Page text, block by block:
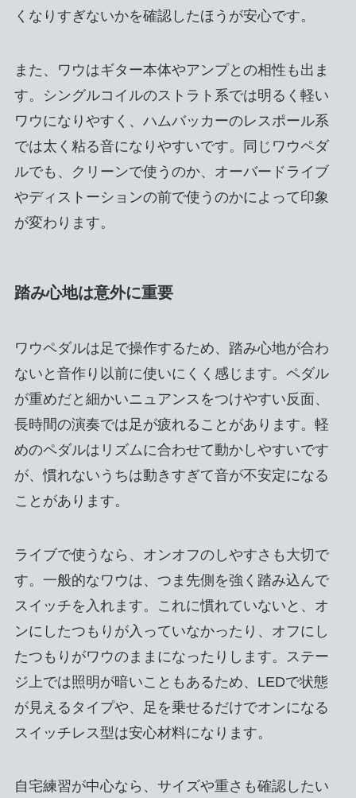
くなりすぎないかを確認したほうが安心です。
また、ワウはギター本体やアンプとの相性も出ま
す。シングルコイルのストラト系では明るく軽い
ワウになりやすく、ハムバッカーのレスポール系
では太く粘る音になりやすいです。同じワウペダ
ルでも、クリーンで使うのか、オーバードライブ
やディストーションの前で使うのかによって印象
が変わります。
踏み心地は意外に重要
ワウペダルは足で操作するため、踏み心地が合わ
ないと音作り以前に使いにくく感じます。ペダル
が重めだと細かいニュアンスをつけやすい反面、
長時間の演奏では足が疲れることがあります。軽
めのペダルはリズムに合わせて動かしやすいです
が、慣れないうちは動きすぎて音が不安定になる
ことがあります。
ライブで使うなら、オンオフのしやすさも大切で
す。一般的なワウは、つま先側を強く踏み込んで
スイッチを入れます。これに慣れていないと、オ
ンにしたつもりが入っていなかったり、オフにし
たつもりがワウのままになったりします。ステー
ジ上では照明が暗いこともあるため、LEDで状態
が見えるタイプや、足を乗せるだけでオンになる
スイッチレス型は安心材料になります。
自宅練習が中心なら、サイズや重さも確認したい